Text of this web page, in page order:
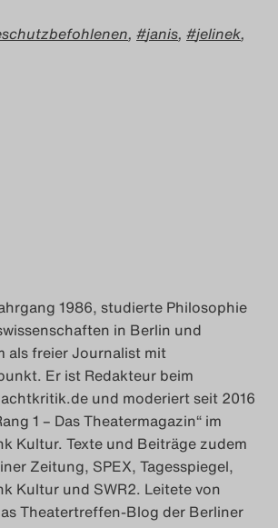
, janis, jelinek,
1986, studierte Philosophie
in Berlin und
als freier Journalist mit
Er ist Redakteur beim
und moderiert seit 2016
1 – Das Theatermagazin“ im
Kultur. Texte und Beiträge zudem
Zeitung, SPEX, Tagesspiegel,
Kultur und SWR2. Leitete von
Theatertreffen-Blog der Berliner